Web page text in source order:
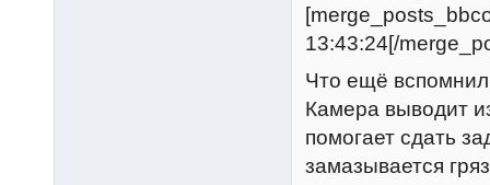
13:43:24[/
Что ещё
Камера выводит
помогает сдать
замазывается